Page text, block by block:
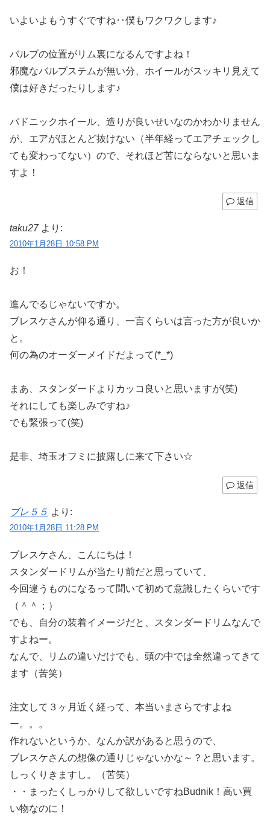
いよいよもうすぐですね‥僕もワクワクします♪
バルブの位置がリム裏になるんですよね！
邪魔なバルブステムが無い分、ホイールがスッキリ見えて
僕は好きだったりします♪
バドニックホイール、造りが良いせいなのかわかりません
が、エアがほとんど抜けない（半年経ってエアチェックし
ても変わってない）ので、それほど苦にならないと思いま
すよ！
返信
taku27 より:
2010年1月28日 10:58 PM
お！
進んでるじゃないですか。
ブレスケさんが仰る通り、一言くらいは言った方が良いか
と。
何の為のオーダーメイドだよって(*_*)
まあ、スタンダードよりカッコ良いと思いますが(笑)
それにしても楽しみですね♪
でも緊張って(笑)
是非、埼玉オフミに披露しに来て下さい☆
返信
ブレ５５ より:
2010年1月28日 11:28 PM
ブレスケさん、こんにちは！
スタンダードリムが当たり前だと思っていて、
今回違うものになるって聞いて初めて意識したくらいです
（＾＾；）
でも、自分の装着イメージだと、スタンダードリムなんで
すよねー。
なんで、リムの違いだけでも、頭の中では全然違ってきて
ます（苦笑）
注文して３ヶ月近く経って、本当いまさらですよね
ー。。。
作れないというか、なんか訳があると思うので、
ブレスケさんの想像の通りじゃないかな～？と思います。
しっくりきますし。（苦笑）
・・まったくしっかりして欲しいですねBudnik！高い買
い物なのに！